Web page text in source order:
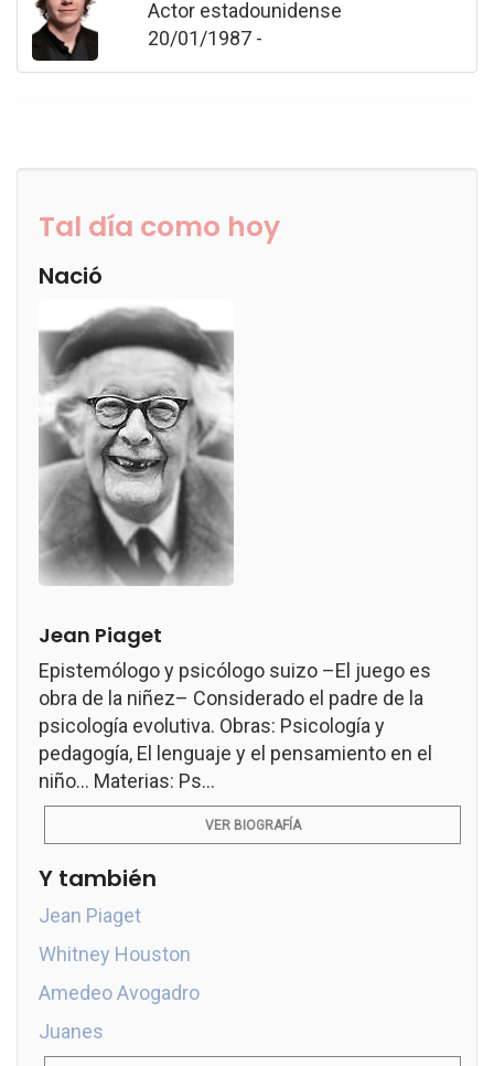
Actor estadounidense
20/01/1987 -
Tal día como hoy
Nació
Jean Piaget
Epistemólogo y psicólogo suizo –El juego es
obra de la niñez– Considerado el padre de la
psicología evolutiva. Obras: Psicología y
pedagogía, El lenguaje y el pensamiento en el
niño... Materias: Ps...
VER BIOGRAFÍA
Y también
Jean Piaget
Whitney Houston
Amedeo Avogadro
Juanes